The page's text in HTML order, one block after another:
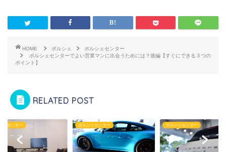
HOME ポルシェ
ポルシェセンター
ポルシェセンターでよい営業マンに出会うためには？後編【すぐにできる３つの
ポイント】
RELATED POST
ェセンター ポルシェセンター ポルシェセンター